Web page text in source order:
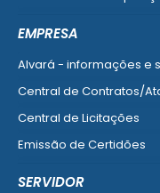
EMPRESA
Alvará - informações e
Central de Contratos/
Central de Licitações
Emissão de Certidões
SERVIDOR